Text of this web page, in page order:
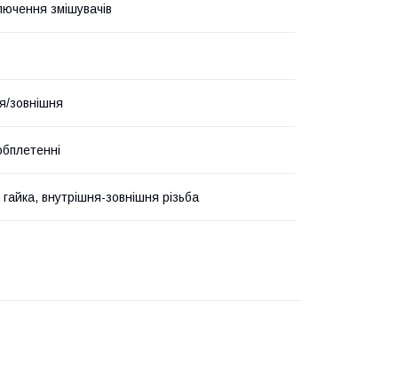
змішувачів
зовнішня
внутрішня-зовнішня різьба